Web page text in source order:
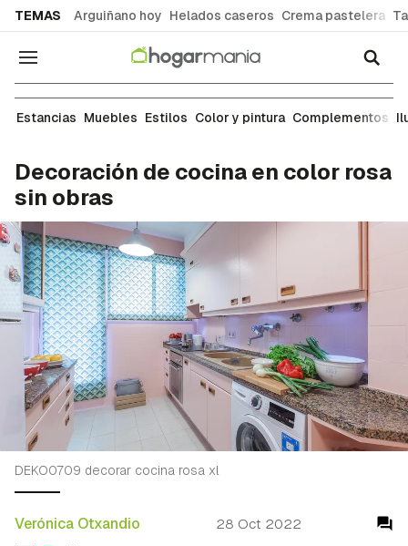
TEMAS Arguiñano hoy Helados caseros Crema pastelera
Navegación
Ideas para decorar cada estancia de tu casa:
Estancias Muebles Estilos Color y pintura Complementos
Decoración de cocina en color rosa
sin obras
Verónica Otxandio 28 Oct 2022
DEKO0709 decorar cocina rosa xl